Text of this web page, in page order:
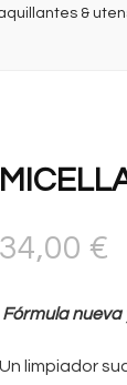
&
34,00 €
Fórmula nueva
Un limpiador